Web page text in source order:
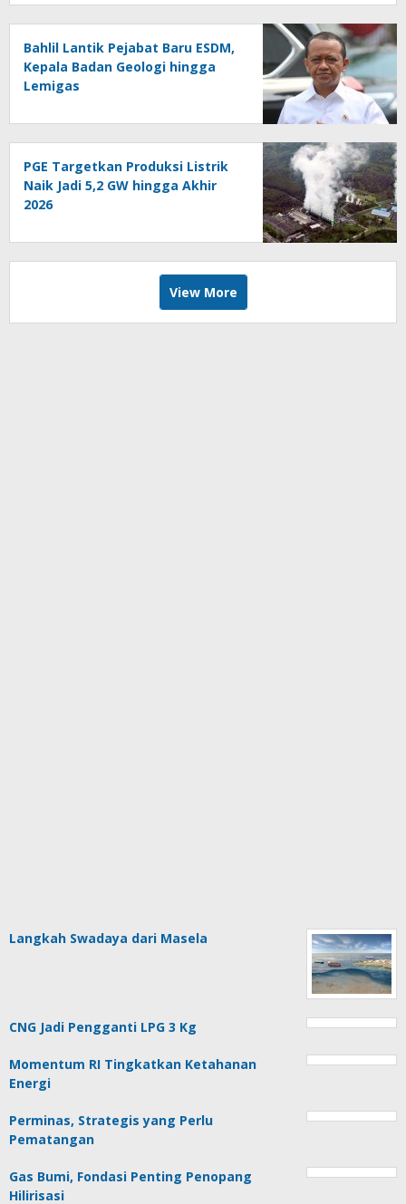
Bahlil Lantik Pejabat Baru ESDM,
Kepala Badan Geologi hingga
Lemigas
PGE Targetkan Produksi Listrik
Naik Jadi 5,2 GW hingga Akhir
2026
View More
Langkah Swadaya dari Masela
CNG Jadi Pengganti LPG 3 Kg
Momentum RI Tingkatkan Ketahanan
Energi
Perminas, Strategis yang Perlu
Pematangan
Gas Bumi, Fondasi Penting Penopang
Hilirisasi